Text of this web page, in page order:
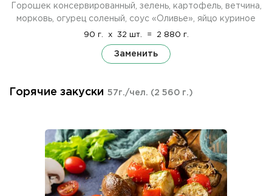
Горошек консервированный, зелень, картофель, ветчина,
морковь, огурец соленый, соус «Оливье», яйцо куриное
90 г. x 32 шт. = 2 880 г.
Заменить
Горячие закуски 57г./чел. (2 560 г.)